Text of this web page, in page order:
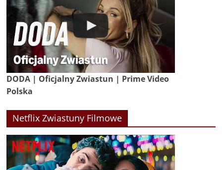
DODA | Oficjalny Zwiastun | Prime Video
Polska
Netflix Zwiastuny Filmowe